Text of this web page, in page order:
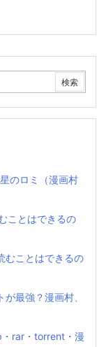
のロミ（漫画村
ことはできるの
むことはできるの
最強？漫画村、
rar・torrent・漫